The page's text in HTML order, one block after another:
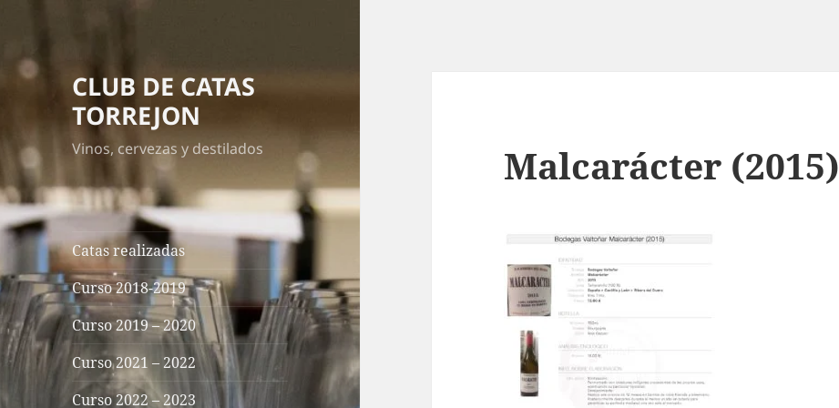
CLUB DE CATAS
TORREJON
Vinos, cervezas y destilados
Catas realizadas
Curso 2018-2019
Curso 2019 – 2020
Curso 2021 – 2022
Curso 2022 – 2023
Malcarácter (2015)